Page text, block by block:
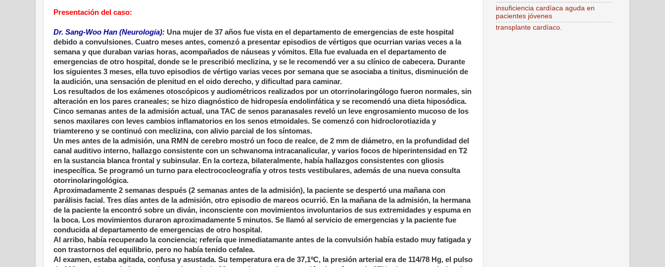
Presentación del caso:
Dr. Sang-Woo Han (Neurología): Una mujer de 37 años fue vista en el departamento de emergencias de este hospital
debido a convulsiones. Cuatro meses antes, comenzó a presentar episodios de vértigos que ocurrian varias veces a la
semana y que duraban varias horas, acompañados de náuseas y vómitos. Ella fue evaluada en el departamento de
emergencias de otro hospital, donde se le prescribió meclizina, y se le recomendó ver a su clínico de cabecera. Durante
los siguientes 3 meses, ella tuvo episodios de vértigo varias veces por semana que se asociaba a tinitus, disminución de
la audición, una sensación de plenitud en el oido derecho, y dificultad para caminar.
Los resultados de los exámenes otoscópicos y audiométricos realizados por un otorrinolaringólogo fueron normales, sin
alteración en los pares craneales; se hizo diagnóstico de hidropesía endolinfática y se recomendó una dieta hiposódica.
Cinco semanas antes de la admisión actual, una TAC de senos paranasales reveló un leve engrosamiento mucoso de los
senos maxilares con leves cambios inflamatorios en los senos etmoidales. Se comenzó con hidroclorotiazida y
triamtereno y se continuó con meclizina, con alivio parcial de los síntomas.
Un mes antes de la admisión, una RMN de cerebro mostró un foco de realce, de 2 mm de diámetro, en la profundidad del
canal auditivo interno, hallazgo consistente con un schwanoma intracanalicular, y varios focos de hiperintensidad en T2
en la sustancia blanca frontal y subinsular. En la corteza, bilateralmente, había hallazgos consistentes con gliosis
inespecífica. Se programó un turno para electrococleografía y otros tests vestibulares, además de una nueva consulta
otorrinolaringológica.
Aproximadamente 2 semanas después (2 semanas antes de la admisión), la paciente se despertó una mañana con
parálisis facial. Tres días antes de la admisión, otro episodio de mareos ocurrió. En la mañana de la admisión, la hermana
de la paciente la encontró sobre un diván, inconsciente con movimientos involuntarios de sus extremidades y espuma en
la boca. Los movimientos duraron aproximadamente 5 minutos. Se llamó al servicio de emergencias y la paciente fue
conducida al departamento de emergencias de otro hospital.
Al arribo, había recuperado la conciencia; refería que inmediatamante antes de la convulsión había estado muy fatigada y
con trastornos del equilibrio, pero no había tenido cefalea.
Al examen, estaba agitada, confusa y asustada. Su temperatura era de 37,1ºC, la presión arterial era de 114/78 Hg, el pulso
insuficiencia cardíaca aguda en
pacientes jóvenes
transplante cardíaco.